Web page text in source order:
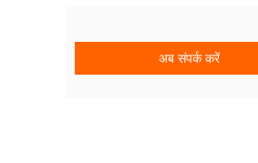
अब संपर्क करें